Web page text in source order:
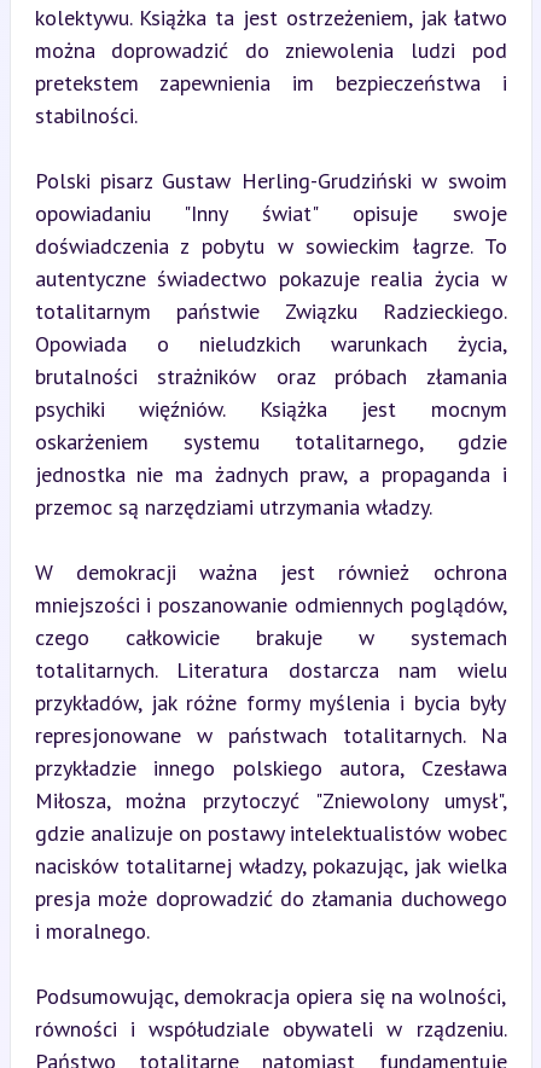
kolektywu. Książka ta jest ostrzeżeniem, jak łatwo
można doprowadzić do zniewolenia ludzi pod
pretekstem zapewnienia im bezpieczeństwa i
stabilności.
Polski pisarz Gustaw Herling-Grudziński w swoim
opowiadaniu "Inny świat" opisuje swoje
doświadczenia z pobytu w sowieckim łagrze. To
autentyczne świadectwo pokazuje realia życia w
totalitarnym państwie Związku Radzieckiego.
Opowiada o nieludzkich warunkach życia,
brutalności strażników oraz próbach złamania
psychiki więźniów. Książka jest mocnym
oskarżeniem systemu totalitarnego, gdzie
jednostka nie ma żadnych praw, a propaganda i
przemoc są narzędziami utrzymania władzy.
W demokracji ważna jest również ochrona
mniejszości i poszanowanie odmiennych poglądów,
czego całkowicie brakuje w systemach
totalitarnych. Literatura dostarcza nam wielu
przykładów, jak różne formy myślenia i bycia były
represjonowane w państwach totalitarnych. Na
przykładzie innego polskiego autora, Czesława
Miłosza, można przytoczyć "Zniewolony umysł",
gdzie analizuje on postawy intelektualistów wobec
nacisków totalitarnej władzy, pokazując, jak wielka
presja może doprowadzić do złamania duchowego
i moralnego.
Podsumowując, demokracja opiera się na wolności,
równości i współudziale obywateli w rządzeniu.
Państwo totalitarne natomiast fundamentuje